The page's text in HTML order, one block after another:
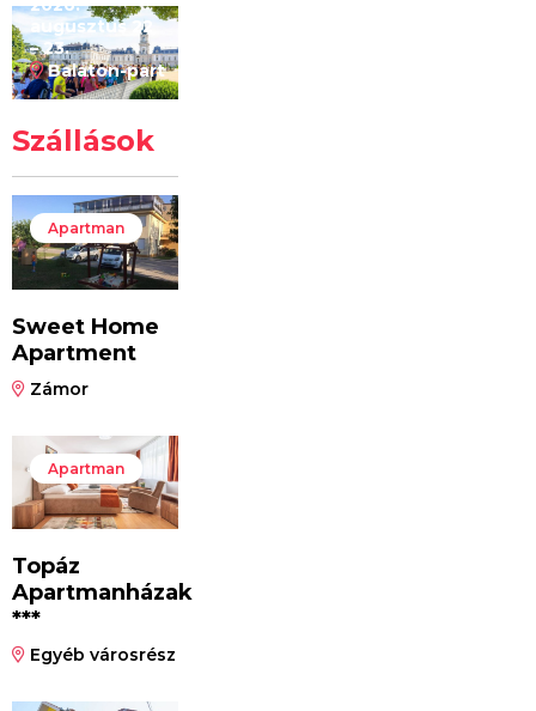
2026.
augusztus 22
– 23.
Balaton-part
Szállások
Apartman
Sweet Home
Apartment
Zámor
Apartman
Topáz
Apartmanházak
***
Egyéb városrész